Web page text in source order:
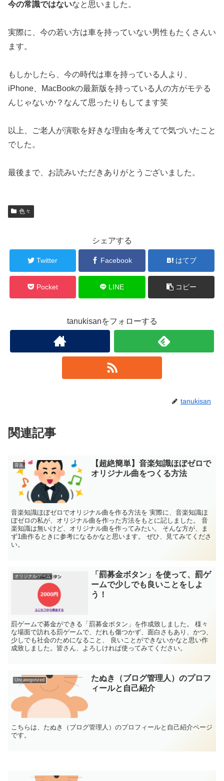
今の常識ではないなと思いました。
実際に、今の若い方は車を持っていない男性もたくさんい
ます。
もしかしたら、今の時代は車を持っている人より、
iPhone、MacBookの最新版を持っている人の方がモテる
んじゃないか？なんて思ったりもしてます笑
以上、ご老人が演歌を好きな理由を考えてで気づいたこと
でした。
最後まで、お読みいただきありがとうございました。
色々
シェアする
Twitter Facebook はてブ
Pocket LINE コピー
tanukisanをフォローする
tanukisan
関連記事
音楽
【超絶簡単】音楽知識ほぼゼロで
オリジナル曲をつくる方法
音楽知識ほぼゼロでオリジナル曲を作る方法を 実際に、音楽知識ほ
ぼゼロの私が、オリジナル曲を作った方法をもとに記しました。 音
楽知識は無いけど、オリジナル曲を作ってみたい。 そんな方が、ま
ず1曲作るときに参考になるかなと思います。 ぜひ、見てみてくださ
い。
オリジナルゲーム
「罰募金ボタン」を使って、罰ゲ
ームで少しでも良いことをしよ
う！
罰ゲームで募金ができる「罰募金ボタン」を作成致しました。 様々
な場面で訪れる罰ゲームで、だれも傷つかず、面白さもあり、かつ、
少しでも社会のためになること、 良いことができないかなと思い作
成致しました。皆さん、よろしければ使ってみてください。
Uncategorized
たぬき（ブログ管理人）のプロフ
ィールと自己紹介
こちらは、たぬき（ブログ管理人）のプロフィールと自己紹介ページ
です。